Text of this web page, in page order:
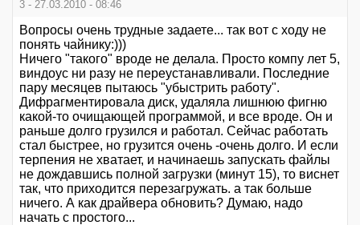
3 - 27.03.2010 - 08:46
Вопросы очень трудные задаете... так вот с ходу не
понять чайнику:)))
Ничего "такого" вроде не делала. Просто компу лет 5,
виндоус ни разу не переустанавливали. Последние
пару месяцев пытаюсь "убыстрить работу".
Дифрагментировала диск, удаляла лишнюю фигню
какой-то очищающей программой, и все вроде. Он и
раньше долго грузился и работал. Сейчас работать
стал быстрее, но грузится очень -очень долго. И если
терпения не хватает, и начинаешь запускать файлы
не дождавшись полной загрузки (минут 15), то виснет
так, что приходится перезагружать. а так больше
ничего. А как драйвера обновить? Думаю, надо
начать с простого...